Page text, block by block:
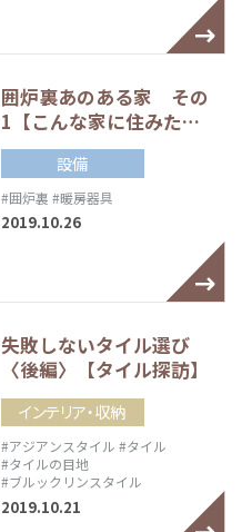
囲炉裏あのある家 その
1【こんな家に住みた…
設備
#囲炉裏 #暖房器具
2019.10.26
失敗しないタイル選び
〈後編〉【タイル探訪】
インテリア・収納
#アジアンスタイル #タイル
#タイルの目地
#ブルックリンスタイル
2019.10.21